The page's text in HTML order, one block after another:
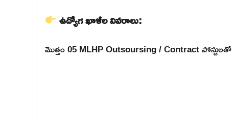
ఉద్యోగ ఖాళీల వివరాలు:
మొత్తం 05 MLHP Outsoursing / Contract